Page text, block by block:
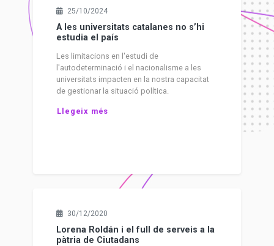
25/10/2024
A les universitats catalanes no s’hi
estudia el país
Les limitacions en l'estudi de
l'autodeterminació i el nacionalisme a les
universitats impacten en la nostra capacitat
de gestionar la situació política.
Llegeix més
30/12/2020
Lorena Roldán i el full de serveis a la
pàtria de Ciutadans